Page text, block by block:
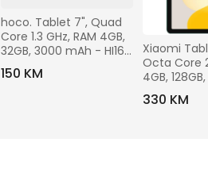
hoco. Tablet 7", Quad
Core 1.3 GHz, RAM 4GB,
32GB, 3000 mAh - HI16
Blue
150 KM
Xiaomi
Octa Core
4GB,
- Redmi Pad
4GB/128GB
330 KM